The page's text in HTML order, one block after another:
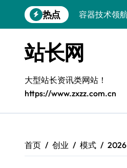
到
热点
容器编排赋
客户端协同
容器技术赋
容器化赋能
容器化+编
站长网
大型站长资讯类网站！
https://www.zxzz.com.cn
首页 创业 模式 2026